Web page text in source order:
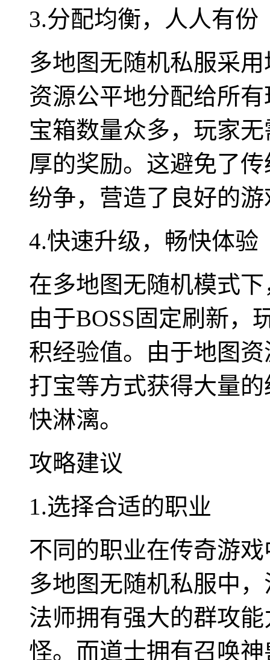
3.分配均衡，人人有份
多地图无随机私服采
资源公平地分配给所
宝箱数量众多，玩家
厚的奖励。这避免了
纷争，营造了良好的
4.快速升级，畅快体验
在多地图无随机模式
由于BOSS固定刷新，
积经验值。由于地图
打宝等方式获得大量
快淋漓。
攻略建议
1.选择合适的职业
不同的职业在传奇游
多地图无随机私服中
法师拥有强大的群攻
怪。而道士拥有召唤